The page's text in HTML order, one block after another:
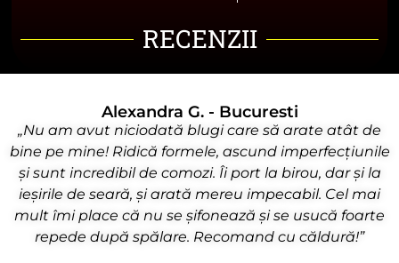
RECENZII
Alexandra G. - Bucuresti
„Nu am avut niciodată blugi care să arate atât de
bine pe mine! Ridică formele, ascund imperfecțiunile
și sunt incredibil de comozi. Îi port la birou, dar și la
ieșirile de seară, și arată mereu impecabil. Cel mai
mult îmi place că nu se șifonează și se usucă foarte
repede după spălare. Recomand cu căldură!”